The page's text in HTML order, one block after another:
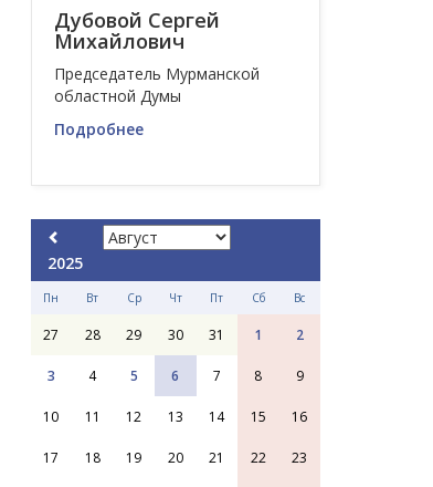
Дубовой Сергей
Михайлович
Председатель Мурманской
областной Думы
Подробнее
2025
Пн Вт Ср Чт Пт Сб Вс
27 28 29 30 31 1 2
3 4 5 6 7 8 9
10 11 12 13 14 15 16
17 18 19 20 21 22 23